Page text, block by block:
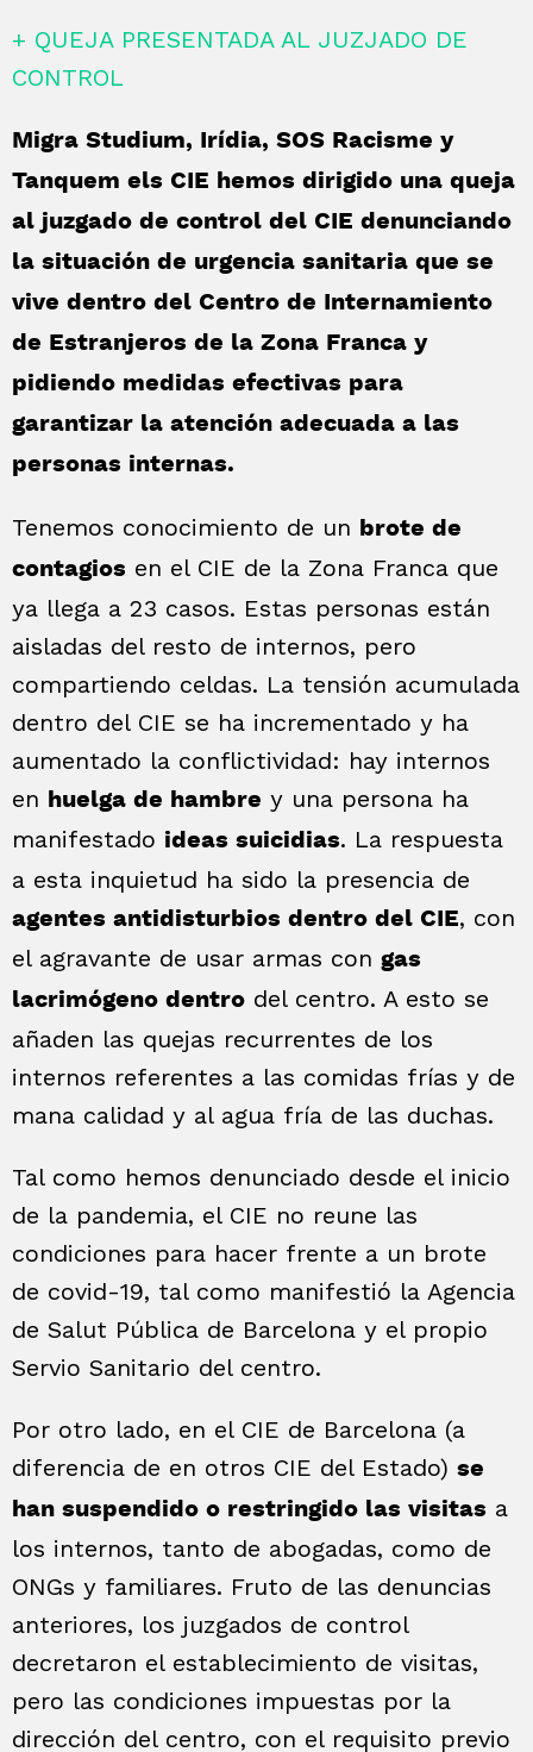
+ QUEJA PRESENTADA AL JUZJADO DE
CONTROL
Migra Studium, Irídia, SOS Racisme y
Tanquem els CIE hemos dirigido una queja
al juzgado de control del CIE denunciando
la situación de urgencia sanitaria que se
vive dentro del Centro de Internamiento
de Estranjeros de la Zona Franca y
pidiendo medidas efectivas para
garantizar la atención adecuada a las
personas internas.
Tenemos conocimiento de un brote de
contagios en el CIE de la Zona Franca que
ya llega a 23 casos. Estas personas están
aisladas del resto de internos, pero
compartiendo celdas. La tensión acumulada
dentro del CIE se ha incrementado y ha
aumentado la conflictividad: hay internos
en huelga de hambre y una persona ha
manifestado ideas suicidias. La respuesta
a esta inquietud ha sido la presencia de
agentes antidisturbios dentro del CIE, con
el agravante de usar armas con gas
lacrimógeno dentro del centro. A esto se
añaden las quejas recurrentes de los
internos referentes a las comidas frías y de
mana calidad y al agua fría de las duchas.
Tal como hemos denunciado desde el inicio
de la pandemia, el CIE no reune las
condiciones para hacer frente a un brote
de covid-19, tal como manifestió la Agencia
de Salut Pública de Barcelona y el propio
Servio Sanitario del centro.
Por otro lado, en el CIE de Barcelona (a
diferencia de en otros CIE del Estado) se
han suspendido o restringido las visitas a
los internos, tanto de abogadas, como de
ONGs y familiares. Fruto de las denuncias
anteriores, los juzgados de control
decretaron el establecimiento de visitas,
pero las condiciones impuestas por la
dirección del centro, con el requisito previo